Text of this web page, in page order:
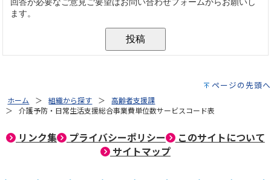
ページの先頭へ
ホーム 組織から探す
高齢者支援課
介護予防・日常生活支援総合事業費単位数サービスコード表
リンク集 プライバシーポリシー
このサイトについて
サイトマップ